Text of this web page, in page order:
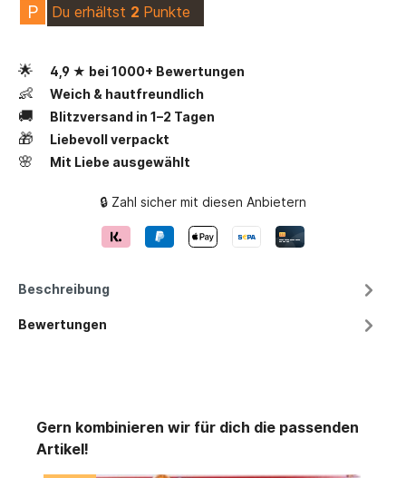
P Du erhältst 2 Punkte
🌟 4,9 ★ bei 1000+ Bewertungen
👶 Weich & hautfreundlich
🚚 Blitzversand in 1–2 Tagen
🎁 Liebevoll verpackt
🌸 Mit Liebe ausgewählt
🔒 Zahl sicher mit diesen Anbietern
Beschreibung
Bewertungen
Gern kombinieren wir für dich die passenden
Artikel!